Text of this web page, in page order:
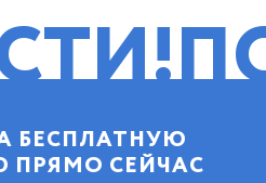
БЕСПЛАТНУЮ
ПРЯМО СЕЙЧАС